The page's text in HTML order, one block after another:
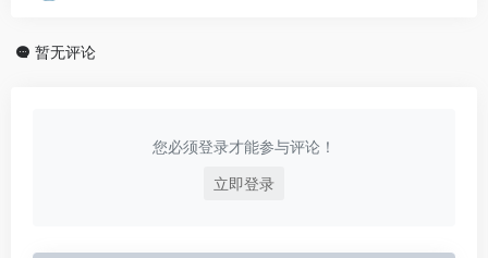
暂无评论
您必须登录才能参与评论！
立即登录